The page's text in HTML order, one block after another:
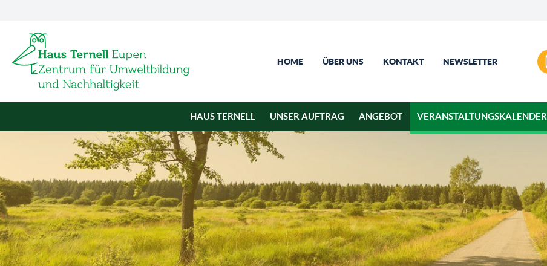
HOME ÜBER UNS KONTAKT NEWSLETTER
HAUS TERNELL UNSER AUFTRAG ANGEBOT VERANSTALTUNGSKALENDER